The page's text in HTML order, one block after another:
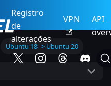
Registro
de
alterações
VPN
API
Ubuntu 18 -> Ubuntu 20